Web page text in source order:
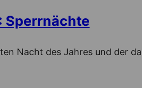
Sperrnächte
Nacht des Jahres und der